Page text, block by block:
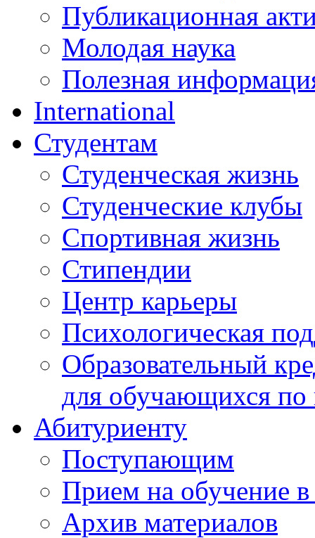
Публикационная
Молодая наука
Полезная
International
Студентам
Студенческая жизнь
Студенческие клубы
Спортивная жизнь
Стипендии
Центр карьеры
Психологическая
Образовательный
для обучающихся
Абитуриенту
Поступающим
Прием на обучение в
Архив материалов